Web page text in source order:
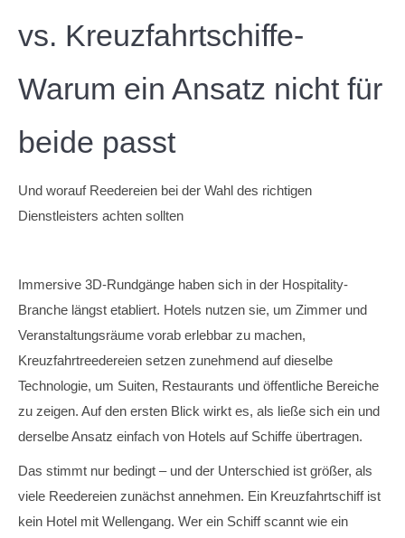
vs. Kreuzfahrtschiffe-
Warum ein Ansatz nicht für
beide passt
Und worauf Reedereien bei der Wahl des richtigen
Dienstleisters achten sollten
Immersive 3D-Rundgänge haben sich in der Hospitality-
Branche längst etabliert. Hotels nutzen sie, um Zimmer und
Veranstaltungsräume vorab erlebbar zu machen,
Kreuzfahrtreedereien setzen zunehmend auf dieselbe
Technologie, um Suiten, Restaurants und öffentliche Bereiche
zu zeigen. Auf den ersten Blick wirkt es, als ließe sich ein und
derselbe Ansatz einfach von Hotels auf Schiffe übertragen.
Das stimmt nur bedingt – und der Unterschied ist größer, als
viele Reedereien zunächst annehmen. Ein Kreuzfahrtschiff ist
kein Hotel mit Wellengang. Wer ein Schiff scannt wie ein